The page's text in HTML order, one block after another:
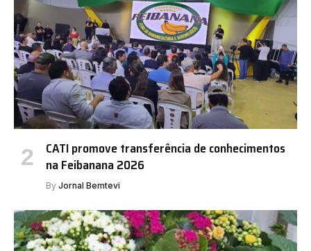
CATI promove transferência de conhecimentos
na Feibanana 2026
By Jornal Bemtevi